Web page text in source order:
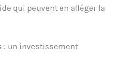
qui peuvent en alléger la
: un investissement